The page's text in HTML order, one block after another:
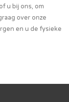
u bij ons, om
over onze
en u de fysieke